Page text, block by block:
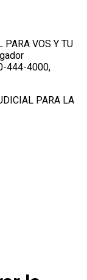
PARA VOS Y TU
444-4000,
PARA LA